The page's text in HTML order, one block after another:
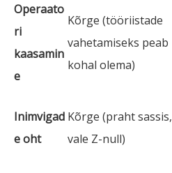
Operaato
ri
kaasamin
e
Kõrge (tööriistade
vahetamiseks peab
kohal olema)
Inimvigad
e oht
Kõrge (praht sassis,
vale Z-null)